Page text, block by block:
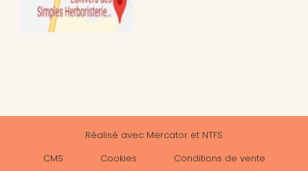
Réalisé avec Mercator et NTFS
CMS
Cookies Conditions de vente